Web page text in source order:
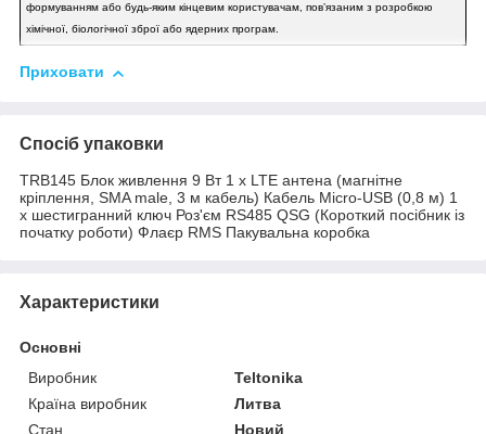
формуванням або будь-яким кінцевим користувачам, повʼязаним з розробкою
хімічної, біологічної зброї або ядерних програм.
Приховати
Спосіб упаковки
TRB145 Блок живлення 9 Вт 1 x LTE антена (магнітне
кріплення, SMA male, 3 м кабель) Кабель Micro-USB (0,8 м) 1
х шестигранний ключ Роз'єм RS485 QSG (Короткий посібник із
початку роботи) Флаєр RMS Пакувальна коробка
Характеристики
Основні
Виробник
Teltonika
Країна виробник
Литва
Стан
Новий